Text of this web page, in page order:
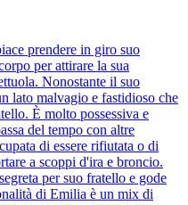
prendere in giro suo
per attirare la sua
Nonostante il suo
lato malvagio e fastidioso che
È molto possessiva e
del tempo con altre
di essere rifiutata o di
a scoppi d'ira e broncio.
per suo fratello e gode
di Emilia è un mix di